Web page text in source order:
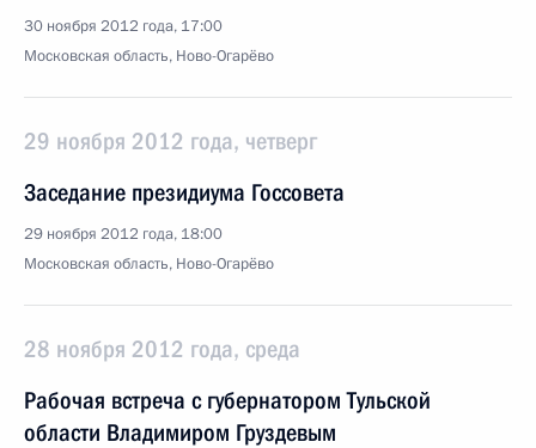
30 ноября 2012 года, 17:00
Московская область, Ново-Огарёво
29 ноября 2012 года, четверг
Заседание президиума Госсовета
29 ноября 2012 года, 18:00
Московская область, Ново-Огарёво
28 ноября 2012 года, среда
Рабочая встреча с губернатором Тульской
области Владимиром Груздевым